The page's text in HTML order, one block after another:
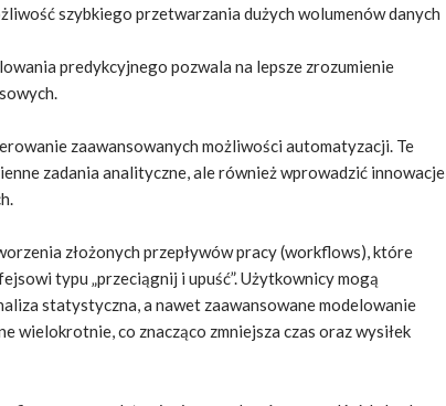
szybkiego przetwarzania dużych wolumenów danych
predykcyjnego pozwala na lepsze zrozumienie
zaawansowanych możliwości automatyzacji. Te
zadania analityczne, ale również wprowadzić innowacje
złożonych przepływów pracy (workflows), które
typu „przeciągnij i upuść”. Użytkownicy mogą
statystyczna, a nawet zaawansowane modelowanie
wielokrotnie, co znacząco zmniejsza czas oraz wysiłek